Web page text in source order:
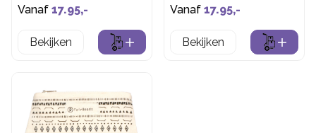
Vanaf 17.95,-
Bekijken
Vanaf 17.95,-
Bekijken